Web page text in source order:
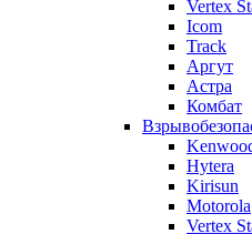
Vertex
Icom
Track
Аргут
Астра
Комбат
Hytera
Kirisun
Motorola
Vertex